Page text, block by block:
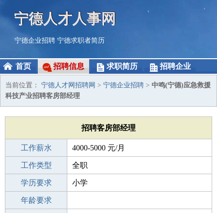
宁德人才人事网
宁德企业招聘 宁德求职者简历
首页 招聘信息 求职简历 招聘企业
当前位置： 宁德人才网招聘网 > 宁德企业招聘 > 中鸣(宁德)应急救援
科技产业招聘客房部经理
招聘客房部经理
工作薪水 4000-5000 元/月
招聘人数 1人
工作类型 全职
性别要求 -
学历要求 小学
工作经验
年龄要求